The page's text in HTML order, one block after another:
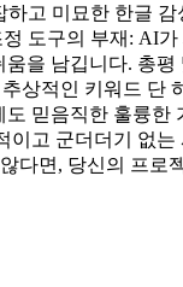
고 미묘한 한글
도구의 부재: AI
을 남깁니다. 총
상적인 키워드 단
믿음직한 훌륭
고 군더더기 없
면, 당신의 프로